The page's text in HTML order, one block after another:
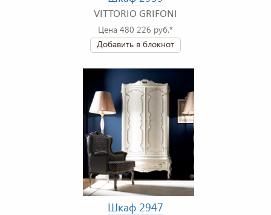
VITTORIO GRIFONI
Цена 480 226 руб.*
Добавить в блокнот
Шкаф 2947